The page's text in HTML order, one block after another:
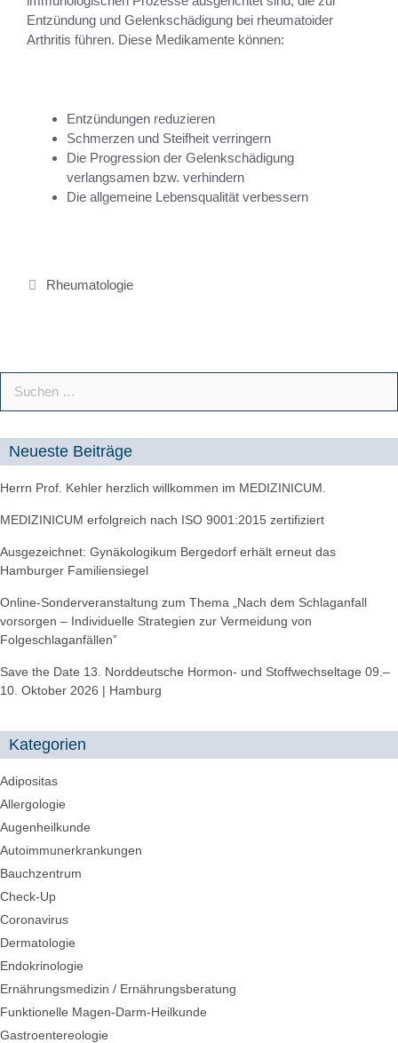
Entzündung und Gelenkschädigung bei rheumatoider
Arthritis führen. Diese Medikamente können:
Entzündungen reduzieren
Schmerzen und Steifheit verringern
Die Progression der Gelenkschädigung
verlangsamen bzw. verhindern
Die allgemeine Lebensqualität verbessern
Rheumatologie
Neueste Beiträge
Herrn Prof. Kehler herzlich willkommen im MEDIZINICUM.
MEDIZINICUM erfolgreich nach ISO 9001:2015 zertifiziert
Ausgezeichnet: Gynäkologikum Bergedorf erhält erneut das
Hamburger Familiensiegel
Online-Sonderveranstaltung zum Thema „Nach dem Schlaganfall
vorsorgen – Individuelle Strategien zur Vermeidung von
Folgeschlaganfällen”
Save the Date 13. Norddeutsche Hormon- und Stoffwechseltage 09.–
10. Oktober 2026 | Hamburg
Kategorien
Adipositas
Allergologie
Augenheilkunde
Autoimmunerkrankungen
Bauchzentrum
Check-Up
Coronavirus
Dermatologie
Endokrinologie
Ernährungsmedizin / Ernährungsberatung
Funktionelle Magen-Darm-Heilkunde
Gastroentereologie